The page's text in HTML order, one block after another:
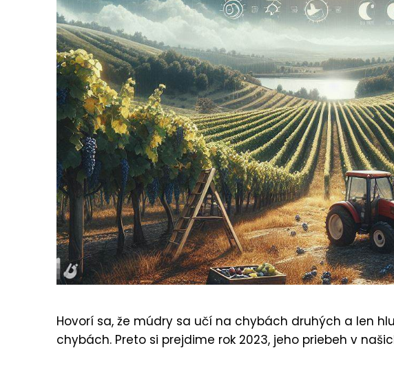
Hovorí sa, že múdry sa učí na chybách druhých a len
chybách. Preto si prejdime rok 2023, jeho priebeh v